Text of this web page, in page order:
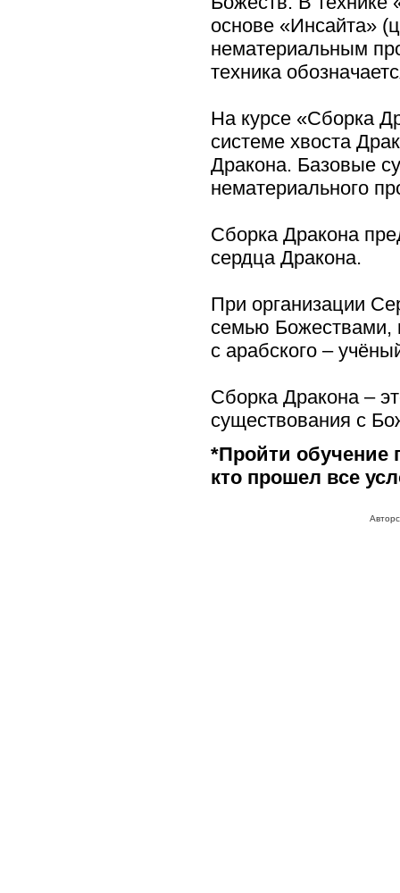
основе «Инсайта»
нематериальным
техника
На курсе «Сборка
системе хвоста
Дракона. Базовые
нематериального
Сборка Дракона
сердца Дракона.
При организации
семью Божествами,
с арабского –
Сборка Дракона –
существования с
*Пройти обучение
кто прошел все